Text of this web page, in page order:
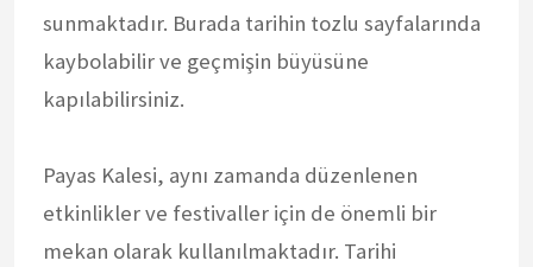
sunmaktadır. Burada tarihin tozlu sayfalarında
kaybolabilir ve geçmişin büyüsüne
kapılabilirsiniz.
Payas Kalesi, aynı zamanda düzenlenen
etkinlikler ve festivaller için de önemli bir
mekan olarak kullanılmaktadır. Tarihi